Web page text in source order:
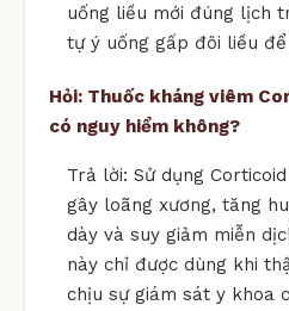
uống liều mới đúng lịch
tự ý uống gấp đôi liều
Hỏi: Thuốc kháng viêm
có nguy hiểm không?
Trả lời: Sử dụng
gây loãng xương, tăng
dày và suy giảm miễn
này chỉ được dùng khi
chịu sự giám sát y khoa